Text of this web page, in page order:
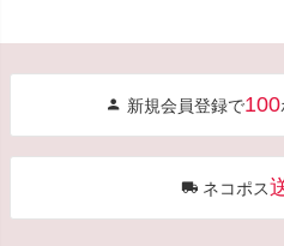
新規会員登録で100
ネコポス